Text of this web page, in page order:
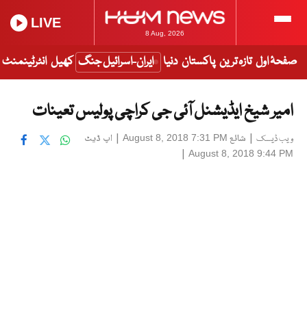
8 Aug, 2026
LIVE
صفحۂ اول تازہ ترین پاکستان دنیا ایران-اسرائیل جنگ کھیل انٹرٹینمنٹ
امیر شیخ ایڈیشنل آئی جی کراچی پولیس تعینات
ویب ڈیسک | شائع August 8, 2018 7:31 PM
| اپ ڈیٹ
August 8, 2018 9:44 PM
|